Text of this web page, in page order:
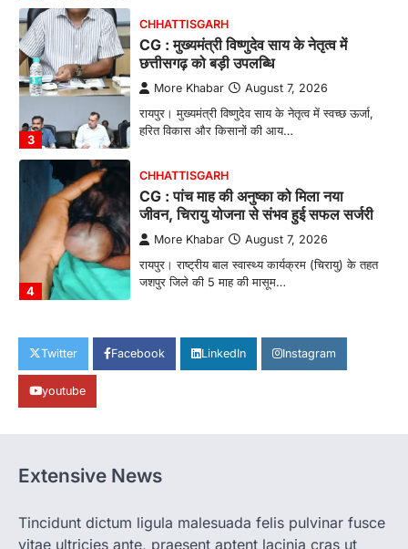
3
रायपुर। मुख्यमंत्री विष्णुदेव साय के नेतृत्व में स्वच्छ ऊर्जा,
हरित विकास और किसानों की आय…
CHHATTISGARH
CG : पांच माह की अनुष्का को मिला नया
जीवन, चिरायु योजना से संभव हुई सफल सर्जरी
रायपुर। राष्ट्रीय बाल स्वास्थ्य कार्यक्रम (चिरायु) के तहत
जशपुर जिले की 5 माह की मासूम…
1
CHHATTISGARH
CG: छिपली की दीदियों का कमाल, बकरी
पालन से बढ़ी आय और मजबूत हुआ आत्मविश्वास
More Khabar August 7, 2026
बनाने की दिशा में जिले के नगरी…
रायपुर। राष्ट्रीय कृमि मुक्ति दिवस भारत सरकार द्वारा
CHHATTISGARH
Twitter Facebook LinkedIn Instagram
youtube
Extensive News
Tincidunt dictum ligula malesuada felis pulvinar fusce
vitae ultricies ante, praesent aptent lacinia cras ut